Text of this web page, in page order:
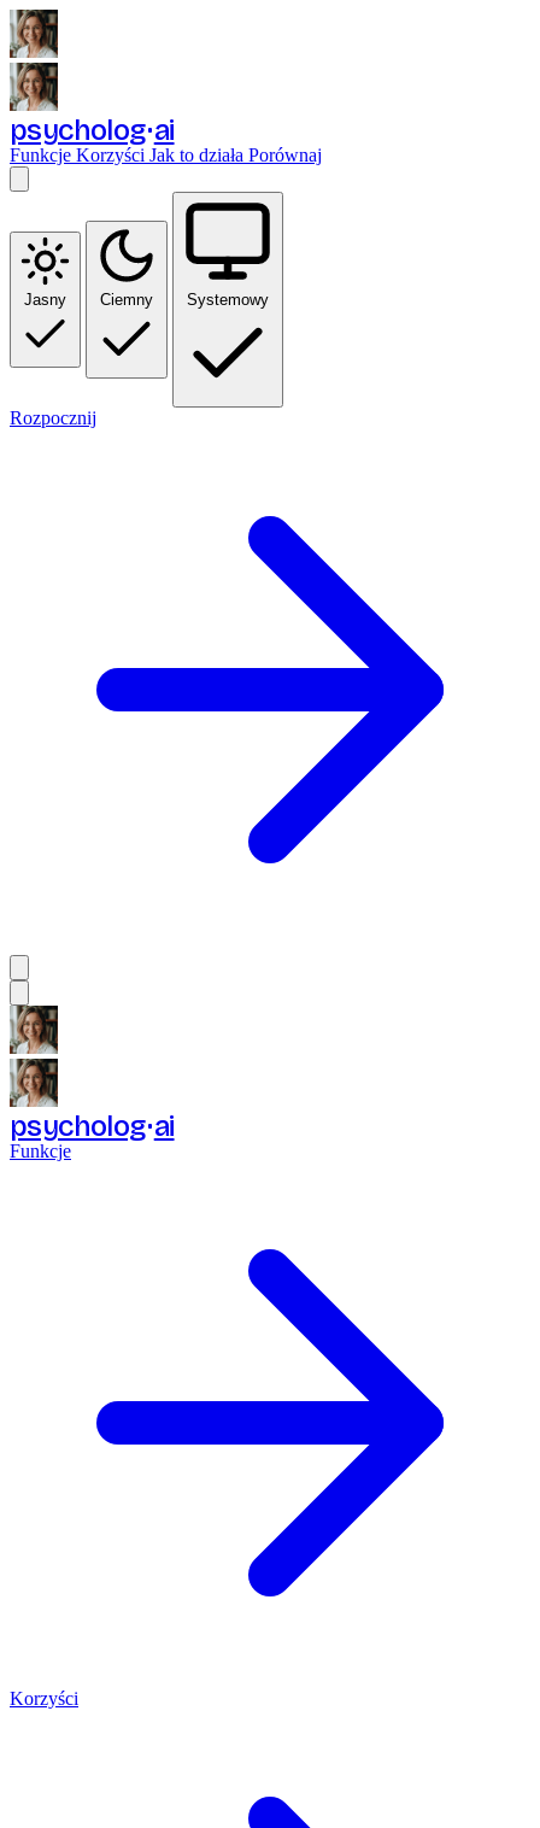
psycholog ai
Funkcje Korzyści Jak to działa Porównaj
Jasny Ciemny Systemowy
Rozpocznij
psycholog ai
Funkcje
Korzyści